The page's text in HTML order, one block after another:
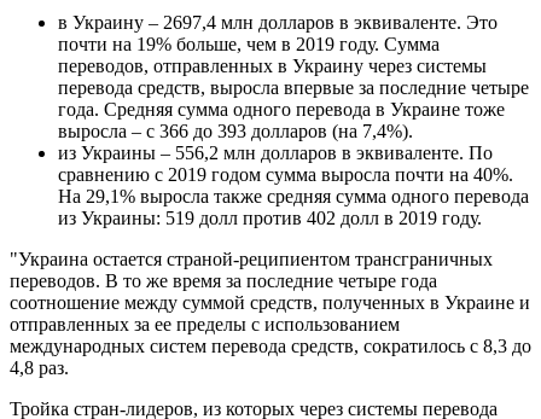
в Украину – 2697,4 млн долларов в эквиваленте. Это
почти на 19% больше, чем в 2019 году. Сумма
переводов, отправленных в Украину через системы
перевода средств, выросла впервые за последние четыре
года. Средняя сумма одного перевода в Украине тоже
выросла – с 366 до 393 долларов (на 7,4%).
из Украины – 556,2 млн долларов в эквиваленте. По
сравнению с 2019 годом сумма выросла почти на 40%.
На 29,1% выросла также средняя сумма одного перевода
из Украины: 519 долл против 402 долл в 2019 году.
"Украина остается страной-реципиентом трансграничных
переводов. В то же время за последние четыре года
соотношение между суммой средств, полученных в Украине и
отправленных за ее пределы с использованием
международных систем перевода средств, сократилось с 8,3 до
4,8 раз.
Тройка стран-лидеров, из которых через системы перевода